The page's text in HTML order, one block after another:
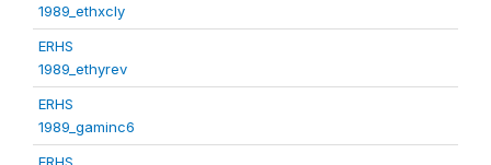
1989_ethxcly
ERHS
1989_ethyrev
ERHS
1989_gaminc6
ERHS